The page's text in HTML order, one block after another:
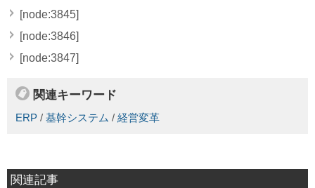
[node:3845]
[node:3846]
[node:3847]
関連キーワード
ERP / 基幹システム / 経営変革
関連記事